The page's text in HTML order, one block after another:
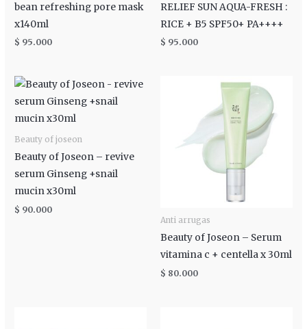
bean refreshing pore mask
x140ml
$ 95.000
RELIEF SUN AQUA-FRESH :
RICE + B5 SPF50+ PA++++
$ 95.000
Beauty of joseon
Beauty of Joseon – revive
serum Ginseng +snail
mucin x30ml
$ 90.000
Anti arrugas
Beauty of Joseon – Serum
vitamina c + centella x 30ml
$ 80.000